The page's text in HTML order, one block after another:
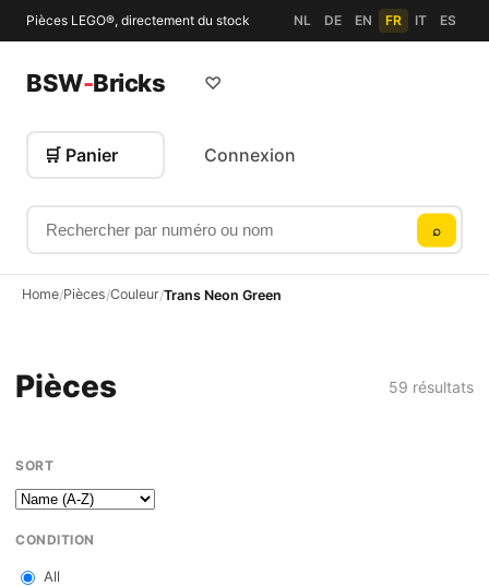
Pièces LEGO®, directement du stock NL DE EN FR IT ES
BSW-Bricks
Rechercher par numéro ou nom
⌕
♡
🛒 Panier Connexion
Home/Pièces/Couleur/Trans Neon Green
Pièces 59 résultats
SORT
CONDITION
All